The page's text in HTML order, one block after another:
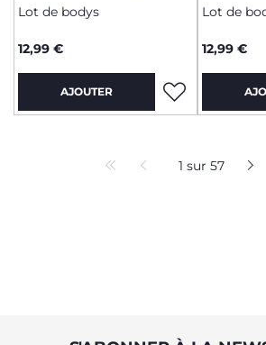
Lot de bodys
12,99 €
AJOUTER
Lot de
12,99 €
1 sur 57